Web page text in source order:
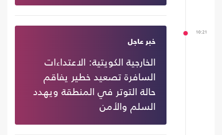
10:21
خبر عاجل
الخارجية الكويتية: الاعتداءات
السافرة تصعيد خطير يفاقم
حالة التوتر في المنطقة ويهدد
السلم والأمن